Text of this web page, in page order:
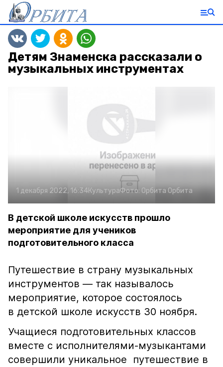
Детям Знаменска рассказали о
музыкальных инструментах
1 декабря 2022, 16:34КультураФото: Орбита Орбита
В детской школе искусств прошло
мероприятие для учеников
подготовительного класса
Путешествие в страну музыкальных
инструментов — так называлось
мероприятие, которое состоялось
в детской школе искусств 30 ноября.
Учащиеся подготовительных классов
вместе с исполнителями-музыкантами
совершили уникальное путешествие в